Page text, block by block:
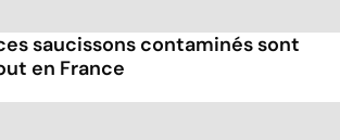
saucissons contaminés sont
en France